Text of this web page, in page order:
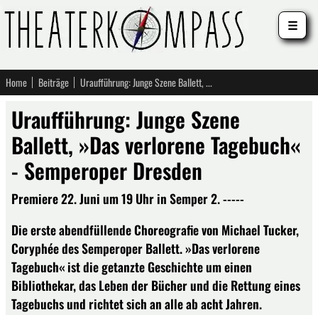
Home Beiträge Uraufführung: Junge Szene Ballett, »Das verlorene Tagebuch« - Semperoper Dresden
Uraufführung: Junge Szene
Ballett, »Das verlorene Tagebuch«
- Semperoper Dresden
Premiere 22. Juni um 19 Uhr in Semper 2. -----
Die erste abendfüllende Choreografie von Michael Tucker,
Coryphée des Semperoper Ballett. »Das verlorene
Tagebuch« ist die getanzte Geschichte um einen
Bibliothekar, das Leben der Bücher und die Rettung eines
Tagebuchs und richtet sich an alle ab acht Jahren.
☰